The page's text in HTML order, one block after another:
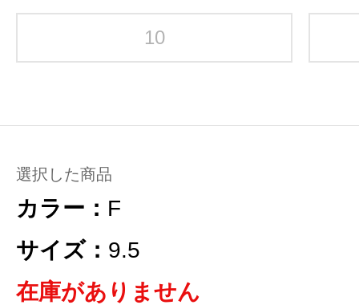
10
選択した商品
カラー： F
サイズ： 9.5
在庫がありません